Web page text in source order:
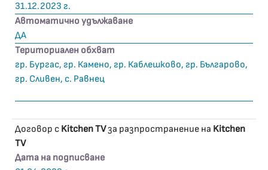
31.12.2023 г.
Автоматично удължаване
ДА
Териториален обхват
гр. Бургас, гр. Камено, гр. Каблешково, гр. Българово,
гр. Сливен, с. Равнец
Договор с Kitchen TVза разпространение на Kitchen
TV
Дата на подписване